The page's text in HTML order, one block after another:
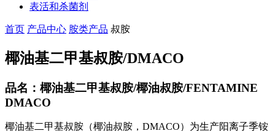
表活和杀菌剂
首页 产品中心 胺类产品 叔胺
椰油基二甲基叔胺/DMACO
品名：椰油基二甲基叔胺/椰油叔胺/FENTAMINE
DMACO
椰油基二甲基叔胺（椰油叔胺，DMACO）为生产阳离子季铵